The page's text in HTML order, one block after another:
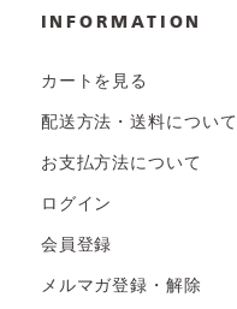
INFORMATION
カートを見る
配送方法・送料について
お支払方法について
ログイン
会員登録
メルマガ登録・解除